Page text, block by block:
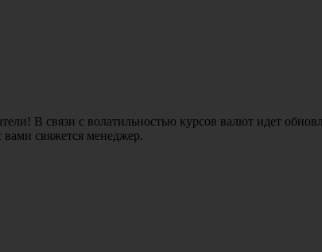
В связи с волатильностью курсов валют идет
вами свяжется менеджер.